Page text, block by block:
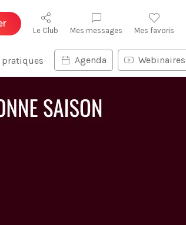
Le Club Mes messages Mes favoris
pratiques Agenda Webinaires